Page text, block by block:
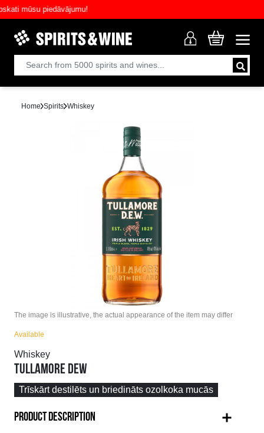
mūsu piedāvājumu!
Home Spirits Whiskey
The image is illustrative, the actual appearance of the item may differ
Available
Whiskey
TULLAMORE DEW
Trīskārt destilēts un briedināts ozolkoka mucās
PRODUCT DESCRIPTION